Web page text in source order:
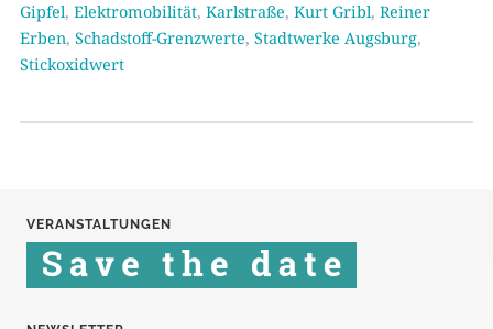
Gipfel, Elektromobilität, Karlstraße, Kurt Gribl, Reiner
Erben, Schadstoff-Grenzwerte, Stadtwerke Augsburg,
Stickoxidwert
VERANSTALTUNGEN